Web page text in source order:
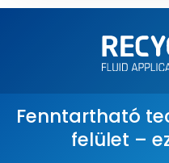
Fenntartható
felület –